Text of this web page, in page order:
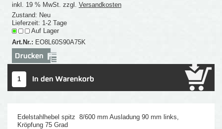
inkl. 19 % MwSt. zzgl. Versandkosten
Zustand: Neu
Lieferzeit: 1-2 Tage
Auf Lager
Art.Nr.: EO8L60S90A75K
Edelstahlhebel spitz 8/600 mm Ausladung 90 mm links,
Kröpfung 75 Grad